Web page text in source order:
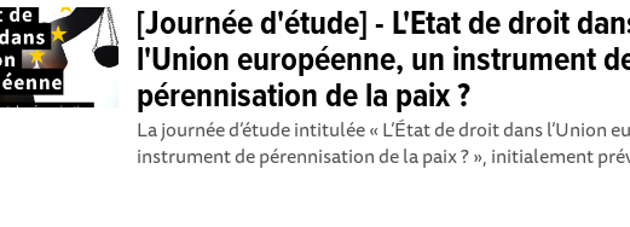
[Journée d'étude] - L'Etat de droit
l'Union européenne, un instrument
pérennisation de la paix ?
La journée d’étude intitulée « L’État de droit dans l’Union
instrument de pérennisation de la paix ? », initialement